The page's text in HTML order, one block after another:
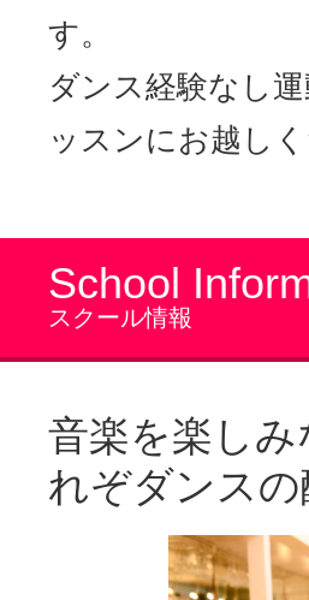
す。
ダンス経験なし
ッスンにお越し
School
スクール情報
音楽を楽し
れぞダンスの